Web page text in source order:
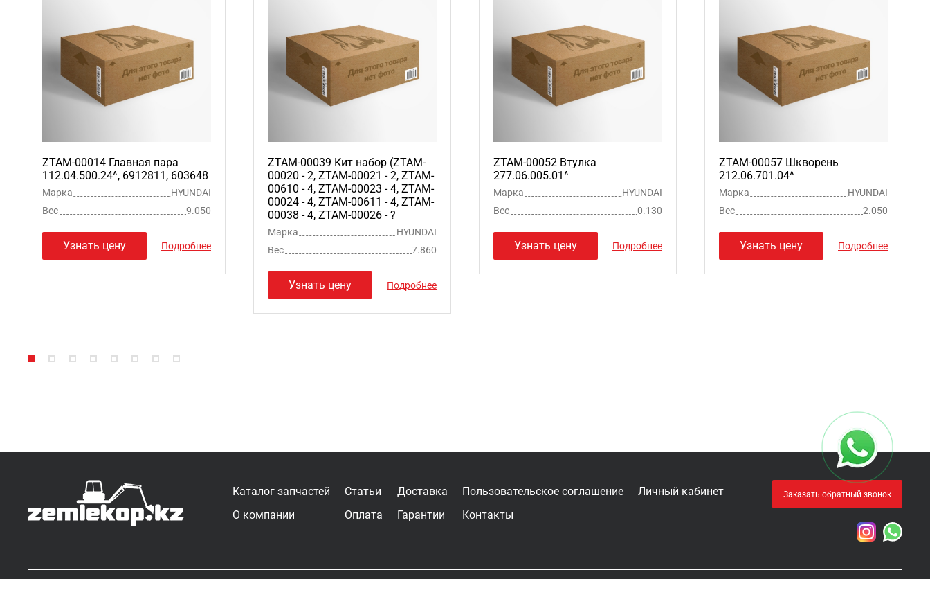
ZTAM-00014 Главная пара
112.04.500.24^, 6912811, 603648
Марка
HYUNDAI
Вес
9.050
Узнать цену Подробнее
ZTAM-00039 Кит набор (ZTAM-
00020 - 2, ZTAM-00021 - 2, ZTAM-
00610 - 4, ZTAM-00023 - 4, ZTAM-
00024 - 4, ZTAM-00611 - 4, ZTAM-
00038 - 4, ZTAM-00026 - ?
Марка
HYUNDAI
Вес
7.860
Узнать цену Подробнее
ZTAM-00052 Втулка
277.06.005.01^
Марка
HYUNDAI
Вес
0.130
Узнать цену Подробнее
ZTAM-00057 Шкворень
212.06.701.04^
Марка
HYUNDAI
Вес
2.050
Узнать цену Подробнее
Каталог запчастей
О компании
Статьи
Оплата
Доставка
Гарантии
Пользовательское соглашение
Контакты
Личный кабинет Заказать обратный звонок